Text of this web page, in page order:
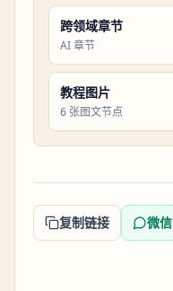
跨领域章节
AI 章节
教程图片
6 张图文节点
复制链接 微信